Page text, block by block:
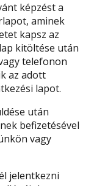
képzést a
aminek
kapsz az
kitöltése után
telefonon
az adott
lapot.
után
befizetésével
vagy
jelentkezni